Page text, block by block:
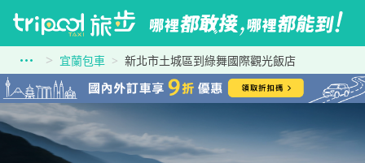
宜蘭包車 新北市土城區到綠舞國際觀光飯店